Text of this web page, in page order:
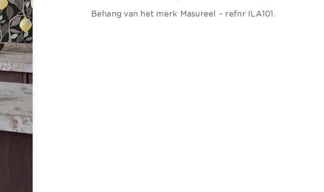
Behang van het merk Masureel – refnr ILA101.